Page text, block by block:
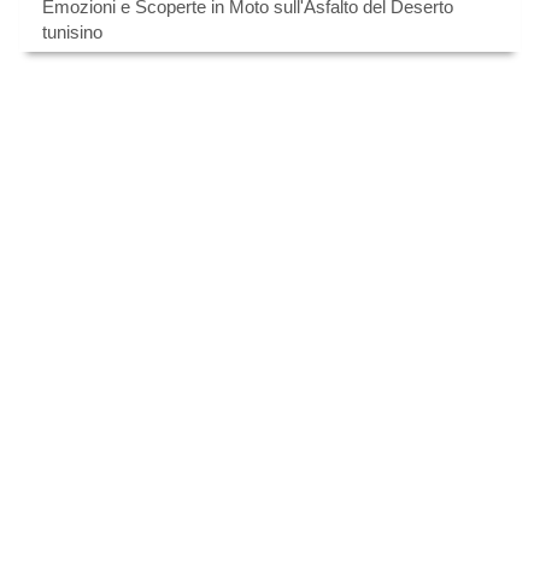
Emozioni e Scoperte in Moto sull'Asfalto del Deserto
tunisino